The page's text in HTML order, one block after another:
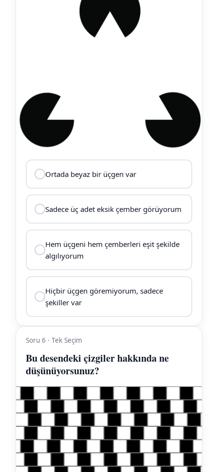
Ortada beyaz bir üçgen var
Sadece üç adet eksik çember görüyorum
Hem üçgeni hem çemberleri eşit şekilde
algılıyorum
Hiçbir üçgen göremiyorum, sadece
şekiller var
Soru 6 · Tek Seçim
Bu desendeki çizgiler hakkında ne
düşünüyorsunuz?